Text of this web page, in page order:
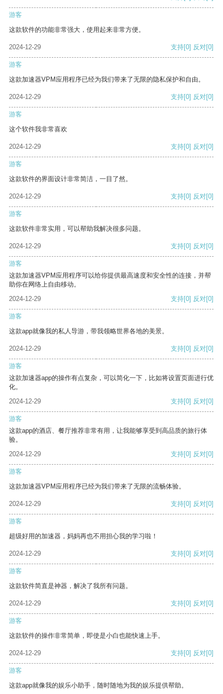
游客
这款软件的功能非常强大，使用起来非常方便。
2024-12-29 支持[0] 反对[0]
游客
这款加速器VPM应用程序已经为我们带来了无限的隐私保护和自由。
2024-12-29 支持[0] 反对[0]
游客
这个软件我非常喜欢
2024-12-29 支持[0] 反对[0]
游客
这款软件的界面设计非常简洁，一目了然。
2024-12-29 支持[0] 反对[0]
游客
这款软件非常实用，可以帮助我解决很多问题。
2024-12-29 支持[0] 反对[0]
游客
这款加速器VPM应用程序可以给你提供最高速度和安全性的连接，并帮
助你在网络上自由移动。
2024-12-29
支持[0] 反对[0]
游客
这款app就像我的私人导游，带我领略世界各地的美景。
2024-12-29 支持[0] 反对[0]
游客
这款加速器app的操作有点复杂，可以简化一下，比如将设置页面进行优
化。
2024-12-29
支持[0] 反对[0]
游客
这款app的酒店、餐厅推荐非常有用，让我能够享受到高品质的旅行体
验。
2024-12-29
支持[0] 反对[0]
游客
这款加速器VPM应用程序已经为我们带来了无限的流畅体验。
2024-12-29 支持[0] 反对[0]
游客
超级好用的加速器，妈妈再也不用担心我的学习啦！
2024-12-29 支持[0] 反对[0]
游客
这款软件简直是神器，解决了我所有问题。
2024-12-29 支持[0] 反对[0]
游客
这款软件的操作非常简单，即使是小白也能快速上手。
2024-12-29 支持[0] 反对[0]
游客
这款app就像我的娱乐小助手，随时随地为我的娱乐提供帮助。